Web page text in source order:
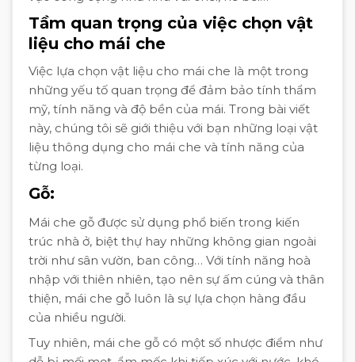
Tầm quan trọng của việc chọn vật
liệu cho mái che
Việc lựa chọn vật liệu cho mái che là một trong
những yếu tố quan trọng để đảm bảo tính thẩm
mỹ, tính năng và độ bền của mái. Trong bài viết
này, chúng tôi sẽ giới thiệu với bạn những loại vật
liệu thông dụng cho mái che và tính năng của
từng loại.
Gỗ:
Mái che gỗ được sử dụng phổ biến trong kiến
trúc nhà ở, biệt thự hay những không gian ngoài
trời như sân vườn, ban công… Với tính năng hoà
nhập với thiên nhiên, tạo nên sự ấm cúng và thân
thiện, mái che gỗ luôn là sự lựa chọn hàng đầu
của nhiều người.
Tuy nhiên, mái che gỗ có một số nhược điểm như